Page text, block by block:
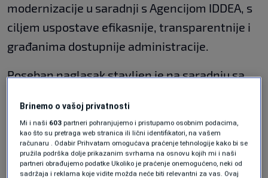
modernizacije u saradnji s Agencijom IDDEA, s
ciljem uspostave efikasnije, transparentnije i
građanima dostupnije administracije.
Poseban naglasak stavljen je na saradnju sa
resornim ministarstvima, kako bi se osigurala
zajednička realizacija projekata od strateškog
značaja za Grad Sarajevo, Kanton Sarajevo i
Federaciju BiH
Brinemo o vašoj privatnosti
Mi i naši 603 partneri pohranjujemo i pristupamo osobnim podacima,
kao što su pretraga web stranica ili lični identifikatori, na vašem
računaru . Odabir Prihvatam omogućava praćenje tehnologije kako bi se
pružila podrška dolje prikazanim svrhama na osnovu kojih mi i naši
partneri obrađujemo podatke Ukoliko je praćenje onemogućeno, neki od
sadržaja i reklama koje vidite možda neće biti relevantni za vas. Ovaj